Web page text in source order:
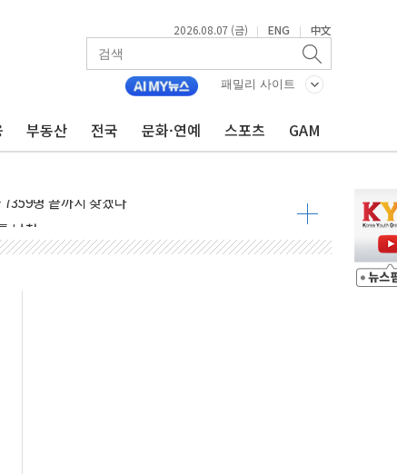
2026.08.07 (금) | ENG | 中文
패밀리 사이트
부동산 전국 문화·연예 스포츠 GAM
에 반도체주 '활짝'
후퇴…나스닥 선물 1%대 상승
플레어·태양광주↑ VS 트레이드데스크·웬디스↓
낮춰
시 '시끌'
"전폭적 공급 확대·속도전 총력"
놀랍지 않아"
광 착공…여의도 1.6배 규모
융주 낙폭 커